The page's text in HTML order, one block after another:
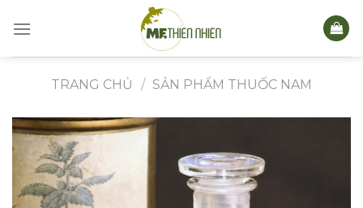
TRANG CHỦ / SẢN PHẨM THUỐC NAM